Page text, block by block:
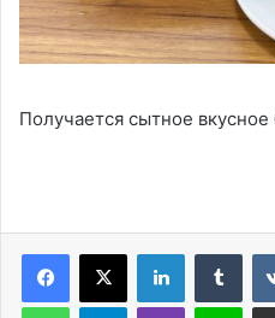
Получается сытное
LinkedIn
WhatsAppTelegramViber Line